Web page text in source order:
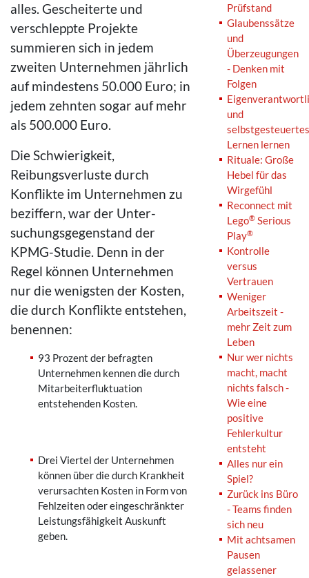
alles. Gescheiterte und
verschleppte Projekte
summieren sich in jedem
zweiten Unternehmen jährlich
auf mindestens 50.000 Euro; in
jedem zehnten sogar auf mehr
als 500.000 Euro.
Die Schwierigkeit,
Reibungsverluste durch
Konflikte im Unternehmen zu
beziffern, war der Unter-
suchungsgegenstand der
KPMG-Studie. Denn in der
Regel können Unternehmen
nur die wenigsten der Kosten,
die durch Konflikte entstehen,
benennen:
93 Prozent der befragten
Unternehmen kennen die durch
Mitarbeiterfluktuation
entstehenden Kosten.
Drei Viertel der Unternehmen
können über die durch Krankheit
verursachten Kosten in Form von
Fehlzeiten oder eingeschränkter
Leistungsfähigkeit Auskunft
geben.
Prüfstand
Glaubenssätze
und
Überzeugungen
- Denken mit
Folgen
und
selbstgesteuertes
Lernen lernen
Rituale: Große
Hebel für das
Wirgefühl
Reconnect mit
Lego®Serious
Play®
Kontrolle
versus
Vertrauen
Weniger
Arbeitszeit -
mehr Zeit zum
Leben
Nur wer nichts
macht, macht
nichts falsch -
Wie eine
positive
Fehlerkultur
entsteht
Alles nur ein
Spiel?
Zurück ins Büro
- Teams finden
sich neu
Mit achtsamen
Pausen
gelassener